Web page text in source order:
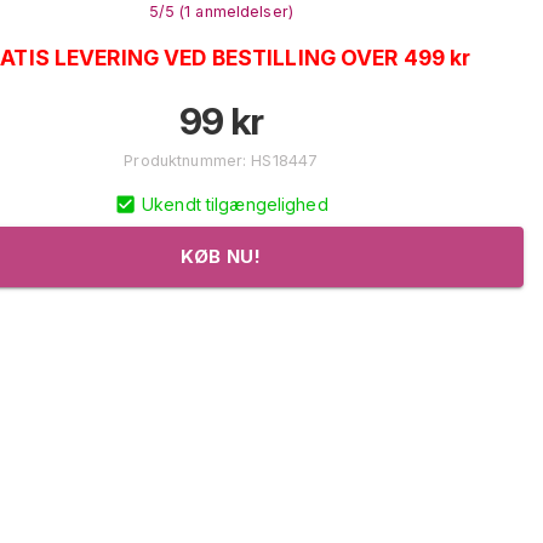
5/5 (1 anmeldelser)
LEVERING VED BESTILLING OVER 499 kr
99 kr
Produktnummer: HS18447
Ukendt tilgængelighed
KØB NU!